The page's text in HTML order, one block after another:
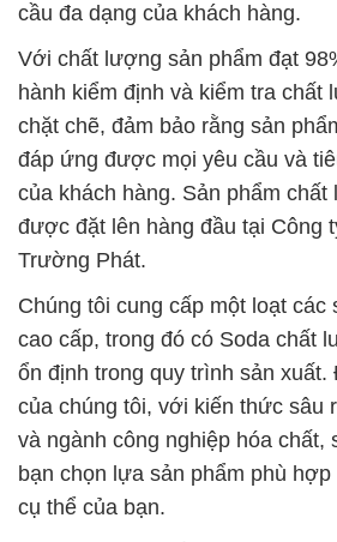
cầu đa dạng của khách hàng.
Với chất lượng sản phẩm đạt
hành kiểm định và kiểm tra chất
chặt chẽ, đảm bảo rằng sản
đáp ứng được mọi yêu cầu và
của khách hàng. Sản phẩm
được đặt lên hàng đầu tại Công
Trường Phát.
Chúng tôi cung cấp một loạt các
cao cấp, trong đó có Soda chất
ổn định trong quy trình sản
của chúng tôi, với kiến thức sâu
và ngành công nghiệp hóa chất,
bạn chọn lựa sản phẩm phù
cụ thể của bạn.